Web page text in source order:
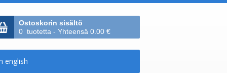
Ostoskorin sisältö
0 tuotetta - Yhteensä 0.00 €